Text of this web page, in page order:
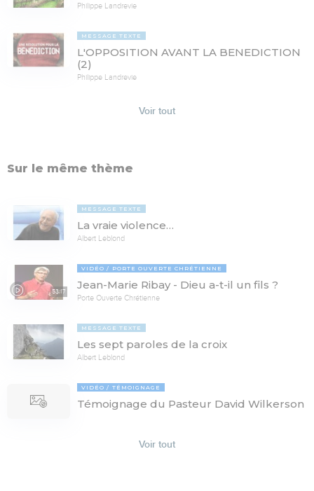
Philippe Landrevie
MESSAGE TEXTE
L'OPPOSITION AVANT LA BENEDICTION
(2)
Philippe Landrevie
Voir tout
Sur le même thème
MESSAGE TEXTE
La vraie violence…
Albert Leblond
53:17
VIDÉO PORTE OUVERTE CHRÉTIENNE
Jean-Marie Ribay - Dieu a-t-il un fils ?
Porte Ouverte Chrétienne
MESSAGE TEXTE
Les sept paroles de la croix
Albert Leblond
VIDÉO TÉMOIGNAGE
Témoignage du Pasteur David Wilkerson
Voir tout